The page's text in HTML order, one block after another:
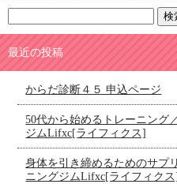
最近の投稿
からだ診断４５ 申込ページ
50代から始めるトレーニング
ジムLifxc[ライフィクス]
身体を引き締めるためのサプ
ニングジムLifxc[ライフィクス]